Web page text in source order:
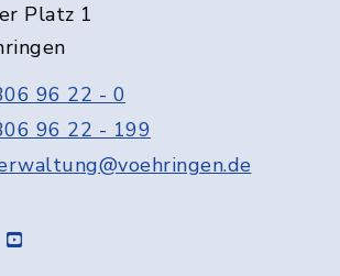
Platz 1
96 22 - 0
96 22 - 199
youtube